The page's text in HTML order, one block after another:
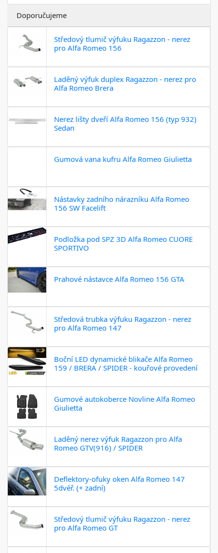
Doporučujeme
Středový tlumič výfuku Ragazzon - nerez
pro Alfa Romeo 156
Laděný výfuk duplex Ragazzon - nerez pro
Alfa Romeo Brera
Nerez lišty dveří Alfa Romeo 156 (typ 932)
Sedan
Gumová vana kufru Alfa Romeo Giulietta
Nástavky zadního nárazníku Alfa Romeo
156 SW Facelift
Podložka pod SPZ 3D Alfa Romeo CUORE
SPORTIVO
Prahové nástavce Alfa Romeo 156 GTA
Středová trubka výfuku Ragazzon - nerez
pro Alfa Romeo 147
Boční LED dynamické blikače Alfa Romeo
159 / BRERA / SPIDER - kouřové provedení
Gumové autokoberce Novline Alfa Romeo
Giulietta
Laděný nerez výfuk Ragazzon pro Alfa
Romeo GTV(916) / SPIDER
Deflektory-ofuky oken Alfa Romeo 147
5dvéř. (+ zadní)
Středový tlumič výfuku Ragazzon - nerez
pro Alfa Romeo GT